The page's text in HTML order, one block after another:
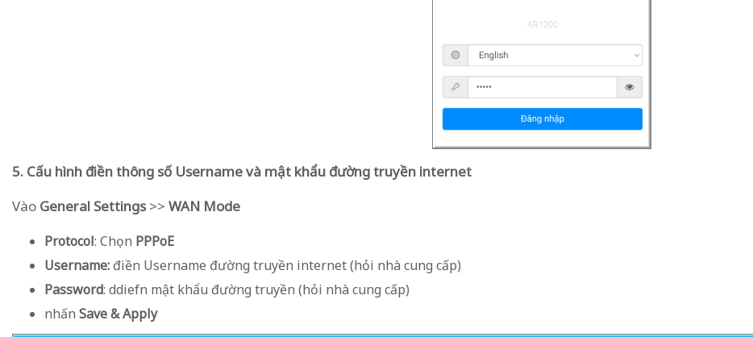
5. Cấu hình điền thông số Username và mật khẩu đường truyền internet
Vào General Settings>> WAN Mode
Protocol: Chọn PPPoE
Username: điền Username đường truyền internet (hỏi nhà cung cấp)
Password: ddiefn mật khẩu đường truyền (hỏi nhà cung cấp)
nhấn Save & Apply